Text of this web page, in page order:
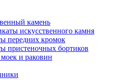
камень
искусственного камня
передних кромок
пристеночных бортиков
и раковин